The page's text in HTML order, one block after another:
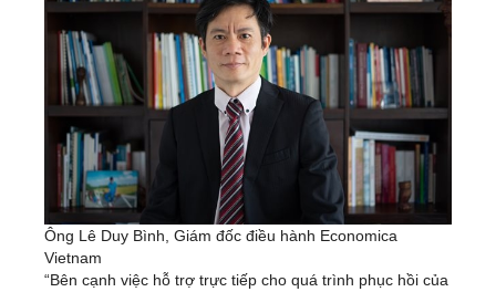
Ông Lê Duy Bình, Giám đốc điều hành Economica
Vietnam
“Bên cạnh việc hỗ trợ trực tiếp cho quá trình phục hồi của